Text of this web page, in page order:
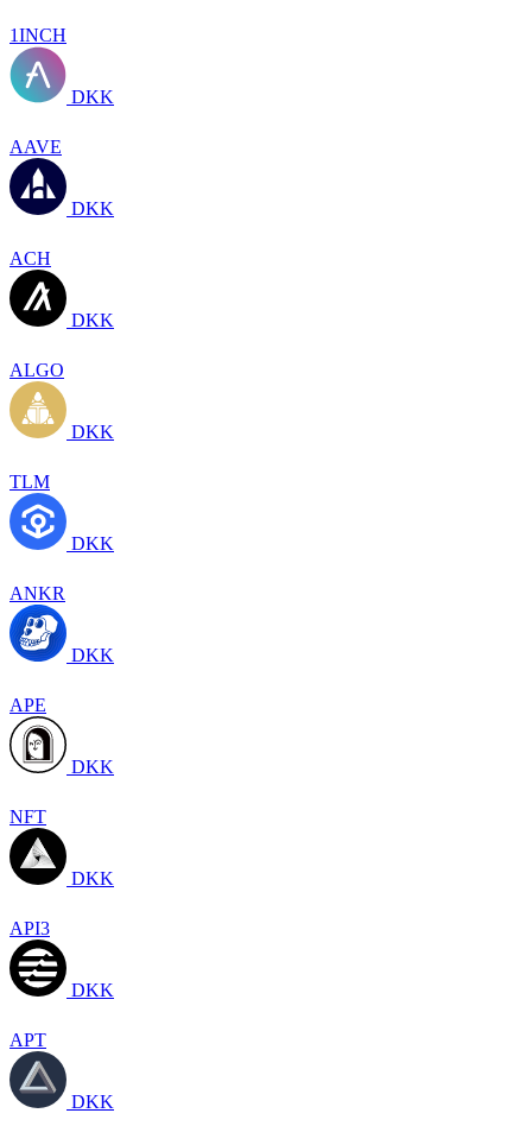
1INCH
DKK
AAVE
DKK
ACH
DKK
ALGO
DKK
TLM
DKK
ANKR
DKK
APE
DKK
NFT
DKK
API3
DKK
APT
DKK